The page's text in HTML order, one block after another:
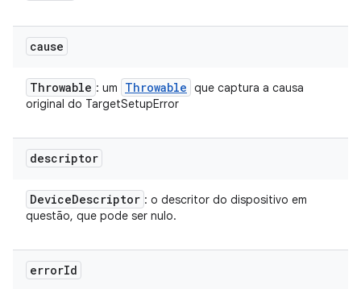
cause
Throwable : um Throwable que captura a causa
original do TargetSetupError
descriptor
DeviceDescriptor : o descritor do dispositivo em
questão, que pode ser nulo.
errorId